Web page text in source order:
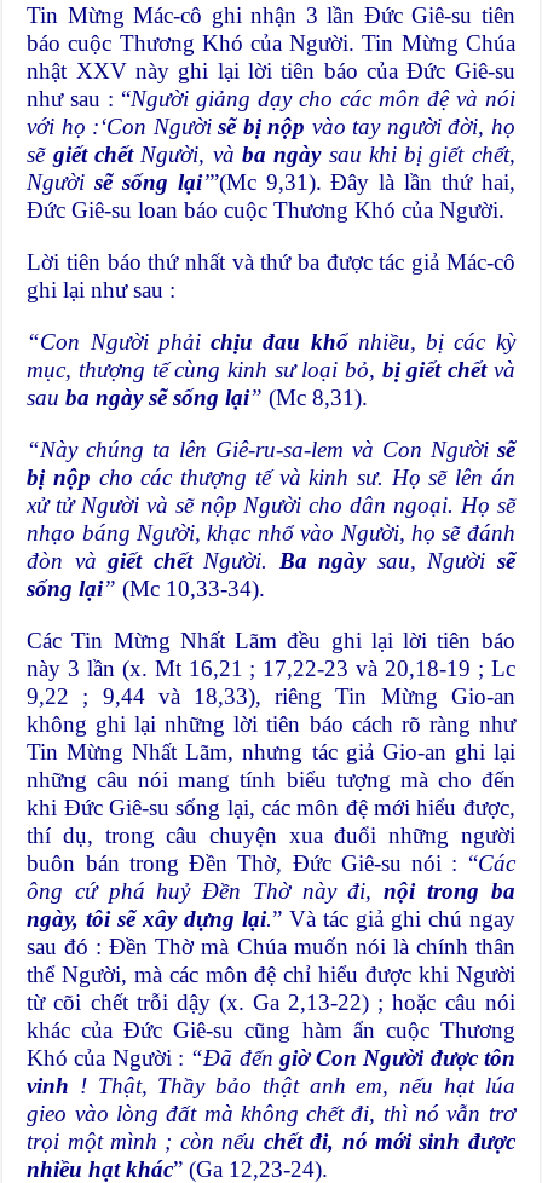
Tin Mừng Mác-cô ghi nhận 3 lần Đức Giê-su tiên
báo cuộc Thương Khó của Người. Tin Mừng Chúa
nhật XXV này ghi lại lời tiên báo của Đức Giê-su
như sau : “Người giảng dạy cho các môn đệ và nói
với họ :‘Con Ngườisẽ bị nộp vào tay người đời, họ
sẽ giết chếtNgười, và ba ngàysau khi bị giết chết,
Ngườisẽ sống lại’”(Mc 9,31). Đây là lần thứ hai,
Đức Giê-su loan báo cuộc Thương Khó của Người.
Lời tiên báo thứ nhất và thứ ba được tác giả Mác-cô
ghi lại như sau :
“Con Người phảichịu đau khổnhiều, bị các kỳ
mục, thượng tế cùng kinh sư loại bỏ, bị giết chếtvà
sauba ngày sẽ sống lại” (Mc 8,31).
“Này chúng ta lên Giê-ru-sa-lem và Con Người sẽ
bị nộp cho các thượng tế và kinh sư. Họ sẽ lên án
xử tử Người và sẽ nộp Người cho dân ngoại. Họ sẽ
nhạo báng Người, khạc nhổ vào Người, họ sẽ đánh
đòn vàgiết chếtNgười. Ba ngàysau, Người sẽ
sống lại” (Mc 10,33-34).
Các Tin Mừng Nhất Lãm đều ghi lại lời tiên báo
này 3 lần (x. Mt 16,21 ; 17,22-23 và 20,18-19 ; Lc
9,22 ; 9,44 và 18,33), riêng Tin Mừng Gio-an
không ghi lại những lời tiên báo cách rõ ràng như
Tin Mừng Nhất Lãm, nhưng tác giả Gio-an ghi lại
những câu nói mang tính biểu tượng mà cho đến
khi Đức Giê-su sống lại, các môn đệ mới hiểu được,
thí dụ, trong câu chuyện xua đuổi những người
buôn bán trong Đền Thờ, Đức Giê-su nói : “Các
ông cứ phá huỷ Đền Thờ này đi,nội trong ba
ngày, tôi sẽ xây dựng lại.” Và tác giả ghi chú ngay
sau đó : Đền Thờ mà Chúa muốn nói là chính thân
thể Người, mà các môn đệ chỉ hiểu được khi Người
từ cõi chết trỗi dậy (x. Ga 2,13-22) ; hoặc câu nói
khác của Đức Giê-su cũng hàm ẩn cuộc Thương
Khó của Người : “Đã đến giờ Con Người được tôn
vinh ! Thật, Thầy bảo thật anh em, nếu hạt lúa
gieo vào lòng đất mà không chết đi, thì nó vẫn trơ
trọi một mình ; còn nếu chết đi, nó mới sinh được
nhiều hạt khác” (Ga 12,23-24).